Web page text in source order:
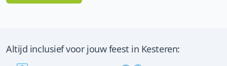
Altijd inclusief voor jouw feest in Kesteren: